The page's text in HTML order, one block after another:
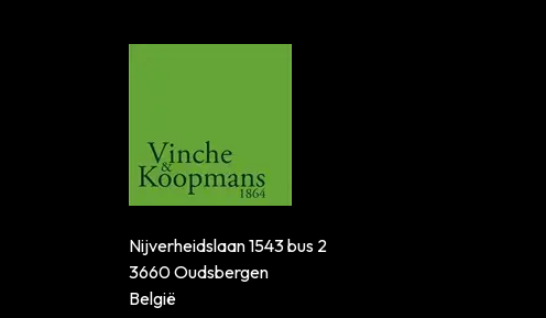
Nijverheidslaan 1543 bus 2
3660 Oudsbergen
België